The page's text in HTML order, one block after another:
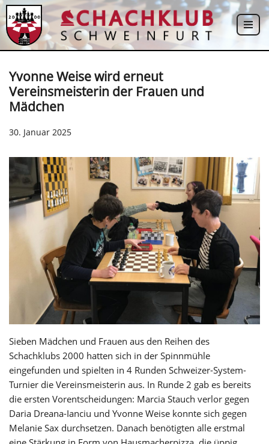
Zum
Inhalt
Yvonne Weise wird erneut
Vereinsmeisterin der Frauen und
Mädchen
30. Januar 2025
Sieben Mädchen und Frauen aus den Reihen des
Schachklubs 2000 hatten sich in der Spinnmühle
eingefunden und spielten in 4 Runden Schweizer-System-
Turnier die Vereinsmeisterin aus. In Runde 2 gab es bereits
die ersten Vorentscheidungen: Marcia Stauch verlor gegen
Daria Dreana-Ianciu und Yvonne Weise konnte sich gegen
Melanie Sax durchsetzen. Danach benötigten alle erstmal